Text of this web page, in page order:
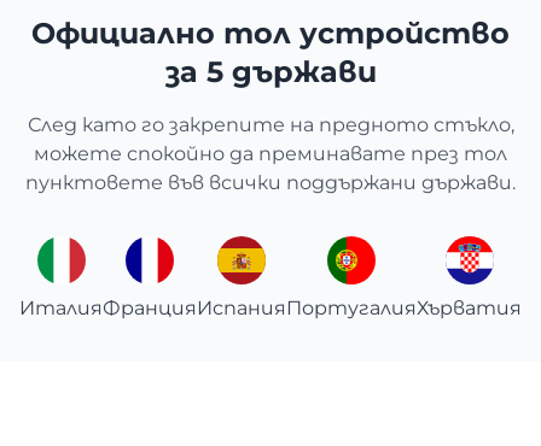
Официално тол устройство
за 5 държави
След като го закрепите на предното стъкло,
можете спокойно да преминавате през тол
пунктовете във всички поддържани държави.
ИталияФранция Испания ПортугалияХърватия